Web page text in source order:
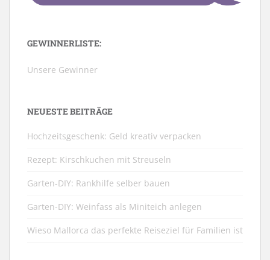
GEWINNERLISTE:
Unsere Gewinner
NEUESTE BEITRÄGE
Hochzeitsgeschenk: Geld kreativ verpacken
Rezept: Kirschkuchen mit Streuseln
Garten-DIY: Rankhilfe selber bauen
Garten-DIY: Weinfass als Miniteich anlegen
Wieso Mallorca das perfekte Reiseziel für Familien ist